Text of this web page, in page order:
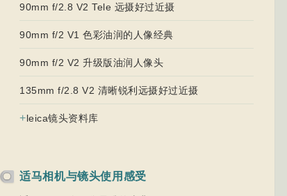
90mm f/2.8 V2 Tele 远摄好过近摄
90mm f/2 V1 色彩油润的人像经典
90mm f/2 V2 升级版油润人像头
135mm f/2.8 V2 清晰锐利远摄好过近摄
+leica镜头资料库
适马相机与镜头使用感受